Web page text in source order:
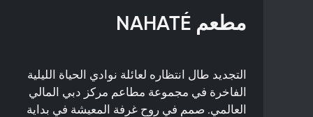
مطعم NAHATÉ
التجديد طال انتظاره لعائلة نوادي الحياة الليلية
الفاخرة في مجموعة مطاعم مركز دبي المالي
العالمي. صمم في روح غرفة المعيشة في بداية